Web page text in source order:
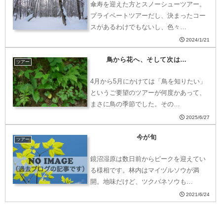
傘寿を迎えた方とスノーシューツアー。
プライベートツアーだし、決まったコー
スがあるわけでもないし、色々…
2024/1/21
ツアー 鳥から花へ、そして次は…
4月から5月にかけては「鳥を知りたい」
というご要望のツアーが何度かあって、
まさに鳥の季節でした。その…
2025/6/27
ツアー 今が旬
鏡沼湿原は数日前からピークを迎えてい
る様相です。林内はマイヅルソウが満
開。地味だけど、ツクバネソウも…
2021/6/24